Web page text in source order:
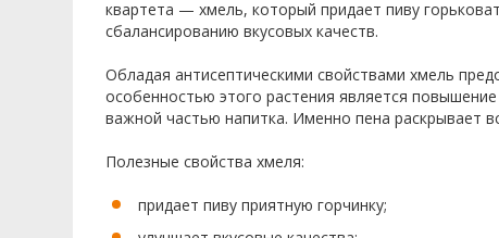
квартета — хмель, который придает пиву
сбалансированию вкусовых качеств.
Обладая антисептическими свойствами хмель
особенностью этого растения является
важной частью напитка. Именно пена раскрывает
Полезные свойства хмеля:
придает пиву приятную горчинку;